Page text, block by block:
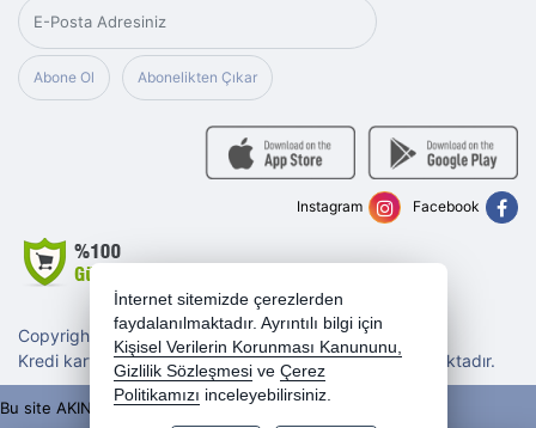
Abone Ol Abonelikten Çıkar
Copyright 2026 morotogrup.com - Tüm hakları saklıdır.
Kredi kartı bilgileriniz 256bit SSL sertifikası ile korunmaktadır.
Facebook
Instagram
Bu site AKINSOFT E-Ticaret ile hazırlanmıştır.
İnternet sitemizde çerezlerden
faydalanılmaktadır. Ayrıntılı bilgi için
Kişisel Verilerin Korunması Kanununu,
Gizlilik Sözleşmesi ve Çerez
Politikamızı inceleyebilirsiniz.